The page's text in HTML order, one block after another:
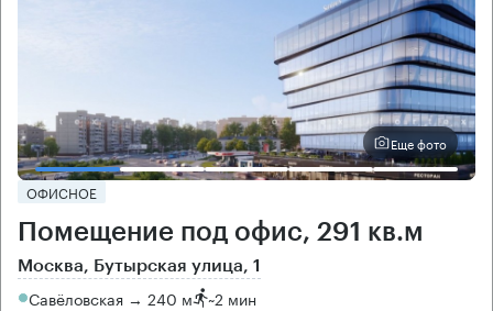
Еще фото
ОФИСНОЕ
Помещение под офис, 291 кв.м
Москва, Бутырская улица, 1
Савёловская → 240 м ~2 мин